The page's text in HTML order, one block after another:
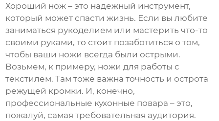
Хороший нож – это надежный инструмент,
который может спасти жизнь. Если вы любите
заниматься рукоделием или мастерить что-то
своими руками, то стоит позаботиться о том,
чтобы ваши ножи всегда были острыми.
Возьмем, к примеру, ножи для работы с
текстилем. Там тоже важна точность и острота
режущей кромки. И, конечно,
профессиональные кухонные повара – это,
пожалуй, самая требовательная аудитория.